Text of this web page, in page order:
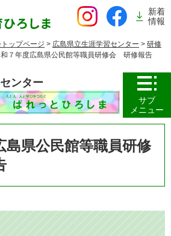
新着
情報
ップページ > 広島県立生涯学習センター > 研修
７年度広島県公民館等職員研修会 研修報告
ンター
サブ
メニュー
島県公民館等職員研修